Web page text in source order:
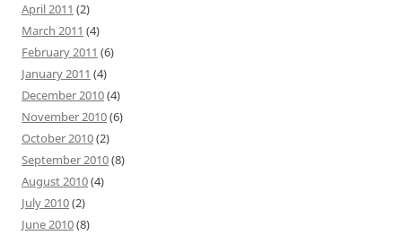
April 2011 (2)
March 2011 (4)
February 2011 (6)
January 2011 (4)
December 2010(4)
November 2010(6)
October 2010(2)
September 2010(8)
August 2010(4)
July 2010(2)
June 2010(8)